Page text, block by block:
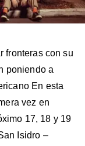
fronteras con su
poniendo a
En esta
vez en
17, 18 y 19
Isidro –